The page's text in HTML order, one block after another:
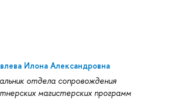
Илона Александровна
отдела сопровождения
магистерских программ